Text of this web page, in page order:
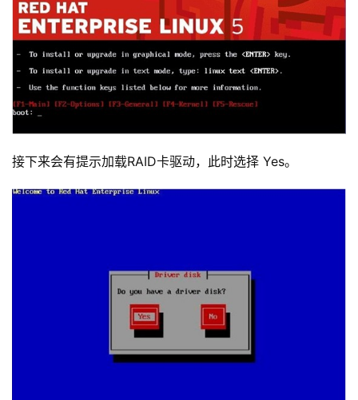
接下来会有提示加载RAID卡驱动，此时选择 Yes。